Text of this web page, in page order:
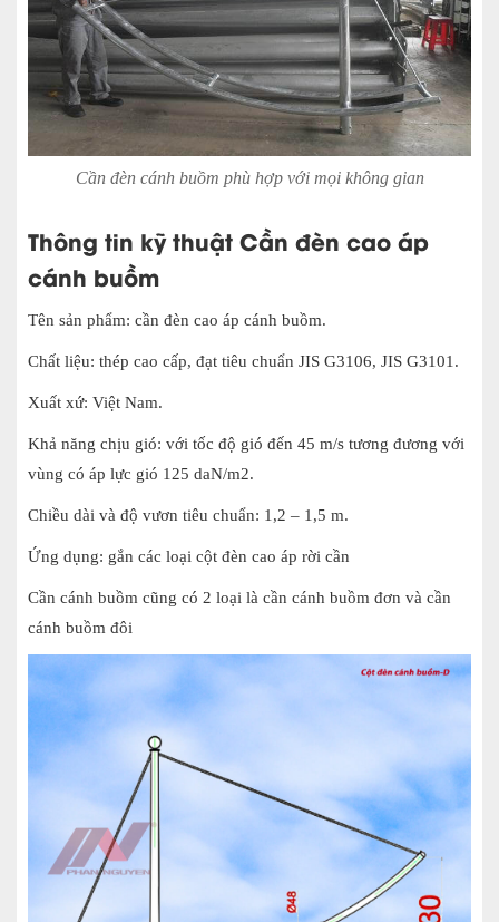
Cần đèn cánh buồm phù hợp với mọi không gian
Thông tin kỹ thuật Cần đèn cao áp
cánh buồm
Tên sản phẩm: cần đèn cao áp cánh buồm.
Chất liệu: thép cao cấp, đạt tiêu chuẩn JIS G3106, JIS G3101.
Xuất xứ: Việt Nam.
Khả năng chịu gió: với tốc độ gió đến 45 m/s tương đương với
vùng có áp lực gió 125 daN/m2.
Chiều dài và độ vươn tiêu chuẩn: 1,2 – 1,5 m.
Ứng dụng: gắn các loại cột đèn cao áp rời cần
Cần cánh buồm cũng có 2 loại là cần cánh buồm đơn và cần
cánh buồm đôi